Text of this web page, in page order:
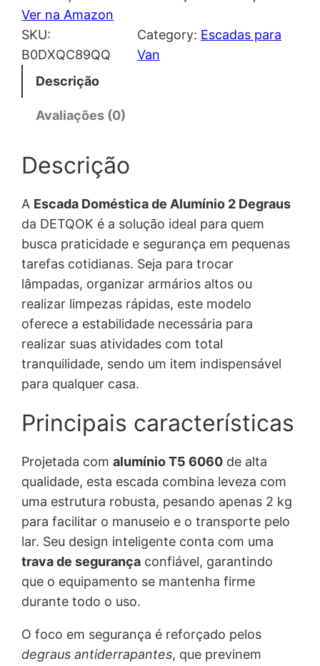
Ver na Amazon
SKU:
B0DXQC89QQ
Category: Escadas para
Van
Descrição
Avaliações (0)
Descrição
A Escada Doméstica de Alumínio 2 Degraus
da DETQOK é a solução ideal para quem
busca praticidade e segurança em pequenas
tarefas cotidianas. Seja para trocar
lâmpadas, organizar armários altos ou
realizar limpezas rápidas, este modelo
oferece a estabilidade necessária para
realizar suas atividades com total
tranquilidade, sendo um item indispensável
para qualquer casa.
Principais características
Projetada comalumínio T5 6060 de alta
qualidade, esta escada combina leveza com
uma estrutura robusta, pesando apenas 2 kg
para facilitar o manuseio e o transporte pelo
lar. Seu design inteligente conta com uma
trava de segurança confiável, garantindo
que o equipamento se mantenha firme
durante todo o uso.
O foco em segurança é reforçado pelos
degraus antiderrapantes, que previnem